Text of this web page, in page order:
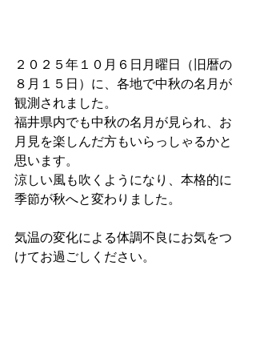
２０２５年１０月６日月曜日（旧暦の
８月１５日）に、各地で中秋の名月が
観測されました。
福井県内でも中秋の名月が見られ、お
月見を楽しんだ方もいらっしゃるかと
思います。
涼しい風も吹くようになり、本格的に
季節が秋へと変わりました。
気温の変化による体調不良にお気をつ
けてお過ごしください。